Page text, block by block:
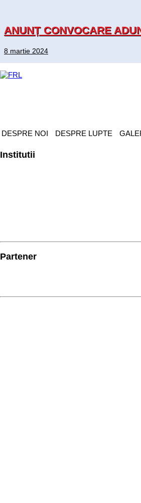
ANUNȚ CONVOCARE
8 martie 2024
DESPRE NOI DESPRE LUPTE
Institutii
Partener